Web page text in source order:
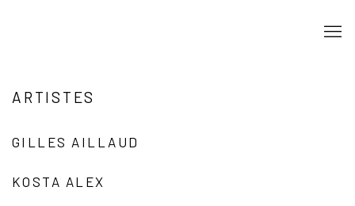
ARTISTES
GILLES AILLAUD
KOSTA ALEX